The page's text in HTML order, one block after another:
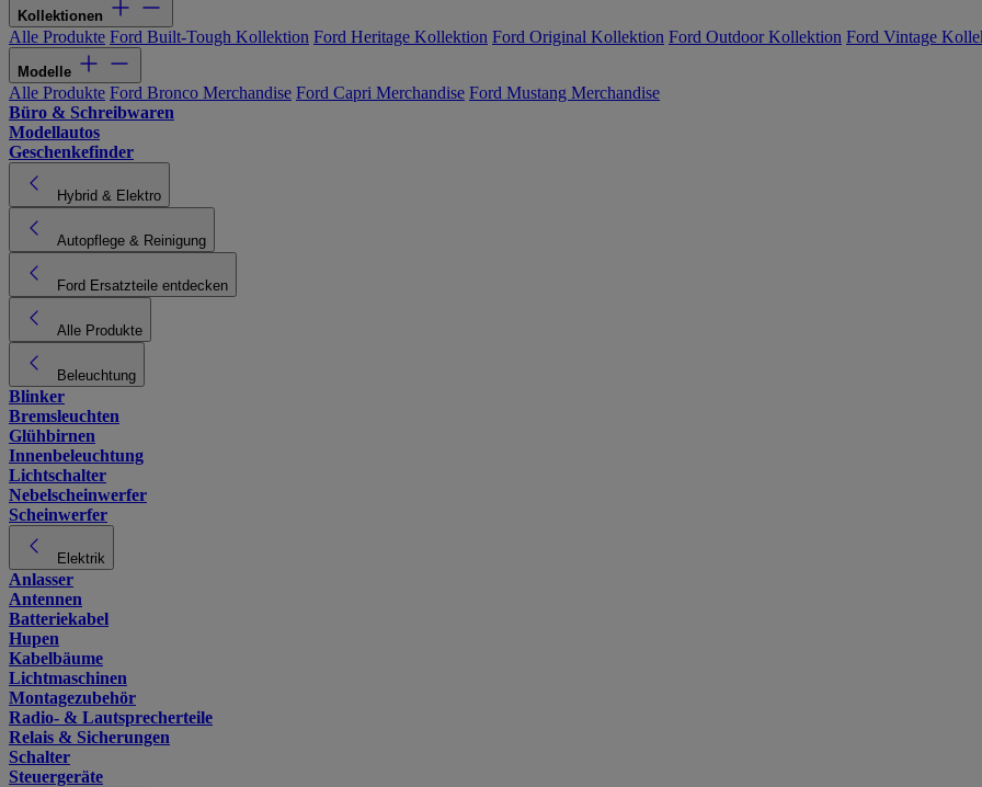
Kollektionen
Alle Produkte Ford Built-Tough Kollektion Ford Heritage Kollektion Ford Original Kollektion Ford Outdoor Kollektion Ford Vintage
Modelle
Alle Produkte Ford Bronco Merchandise Ford Capri Merchandise Ford Mustang Merchandise
Büro & Schreibwaren
Modellautos
Geschenkefinder
Hybrid & Elektro
Autopflege & Reinigung
Ford Ersatzteile entdecken
Alle Produkte
Beleuchtung
Blinker
Bremsleuchten
Glühbirnen
Innenbeleuchtung
Lichtschalter
Nebelscheinwerfer
Scheinwerfer
Elektrik
Anlasser
Antennen
Batteriekabel
Hupen
Kabelbäume
Lichtmaschinen
Montagezubehör
Radio- & Lautsprecherteile
Relais & Sicherungen
Schalter
Steuergeräte